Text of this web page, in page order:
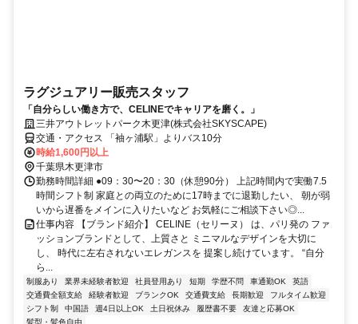
ラグジュアリー販売スタッフ
「自分らしい働き方で、CELINEでキャリアを磨く。」
三井アウトレットパーク木更津(株式会社SKYSCAPE)
交通・アクセス 「袖ヶ浦駅」よりバス10分
時給1,600円以上
千葉県木更津市
勤務時間詳細 ●09：30〜20：30（休憩90分） 上記時間内で実働7.5
時間シフト制 家庭との両立のために17時までに退勤したい、 朝が弱
いから遅番をメインに入りたいなど お気軽にご相談下さい◎...
仕事内容 【ブランド紹介】 CELINE（セリーヌ） は、パリ発の ファ
ッションブランドとして、上質さと ミニマルなデザインを大切に
し、 時代に左右されないエレガンスを 提案し続けています。 “自分
ら...
制服あり 業界未経験者歓迎 社員登用あり 短期 学歴不問 車通勤OK
英語
交通費全額支給
経験者歓迎 ブランクOK 交通費支給 長期歓迎
フルタイム歓迎
シフト制
中国語 週4日以上OK 土日祝休み 履歴書不要
友達と応募OK
髪型・髪色自由